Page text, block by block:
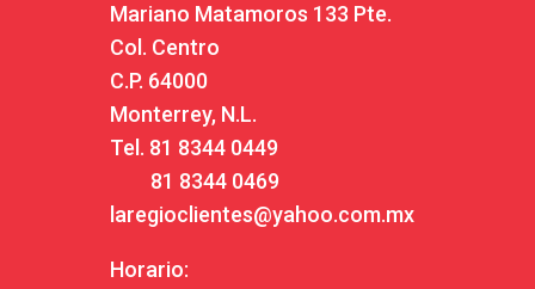
Mariano Matamoros 133 Pte.
Col. Centro
C.P. 64000
Monterrey, N.L.
Tel. 81 8344 0449
81 8344 0469
laregioclientes@yahoo.com.mx
Horario: